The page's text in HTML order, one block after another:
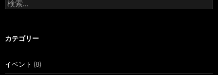
索:
カテゴリー
イベント (8)